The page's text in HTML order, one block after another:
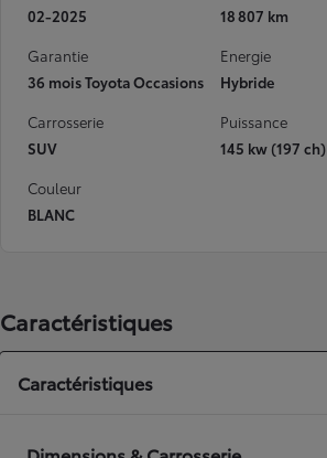
02-2025
18 807 km
Garantie
36 mois Toyota Occasions
Energie
Hybride
Carrosserie
SUV
Puissance
145 kw (197 ch)
Couleur
BLANC
Caractéristiques
Caractéristiques